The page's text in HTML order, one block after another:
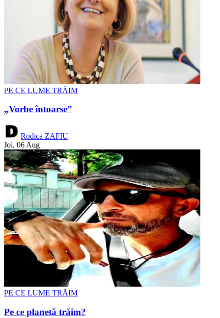
PE CE LUME TRĂIM
„Vorbe întoarse”
Rodica ZAFIU
Joi, 06 Aug
PE CE LUME TRĂIM
Pe ce planetă trăim?